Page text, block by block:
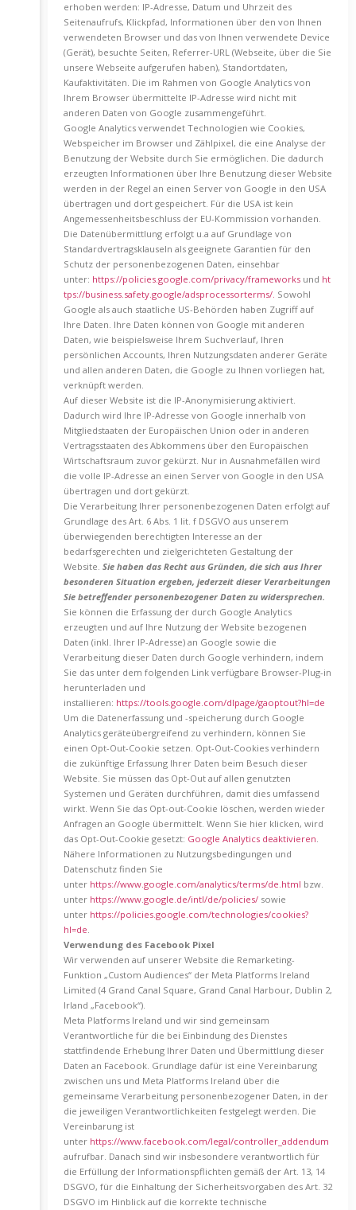
erhoben werden: IP-Adresse, Datum und Uhrzeit des
Seitenaufrufs, Klickpfad, Informationen über den von Ihnen
verwendeten Browser und das von Ihnen verwendete Device
(Gerät), besuchte Seiten, Referrer-URL (Webseite, über die Sie
unsere Webseite aufgerufen haben), Standortdaten,
Kaufaktivitäten. Die im Rahmen von Google Analytics von
Ihrem Browser übermittelte IP-Adresse wird nicht mit
anderen Daten von Google zusammengeführt.
Google Analytics verwendet Technologien wie Cookies,
Webspeicher im Browser und Zählpixel, die eine Analyse der
Benutzung der Website durch Sie ermöglichen. Die dadurch
erzeugten Informationen über Ihre Benutzung dieser Website
werden in der Regel an einen Server von Google in den USA
übertragen und dort gespeichert. Für die USA ist kein
Angemessenheitsbeschluss der EU-Kommission vorhanden.
Die Datenübermittlung erfolgt u.a auf Grundlage von
Standardvertragsklauseln als geeignete Garantien für den
Schutz der personenbezogenen Daten, einsehbar
unter: https://policies.google.com/privacy/frameworks und ht
tps://business.safety.google/adsprocessorterms/. Sowohl
Google als auch staatliche US-Behörden haben Zugriff auf
Ihre Daten. Ihre Daten können von Google mit anderen
Daten, wie beispielsweise Ihrem Suchverlauf, Ihren
persönlichen Accounts, Ihren Nutzungsdaten anderer Geräte
und allen anderen Daten, die Google zu Ihnen vorliegen hat,
verknüpft werden.
Auf dieser Website ist die IP-Anonymisierung aktiviert.
Dadurch wird Ihre IP-Adresse von Google innerhalb von
Mitgliedstaaten der Europäischen Union oder in anderen
Vertragsstaaten des Abkommens über den Europäischen
Wirtschaftsraum zuvor gekürzt. Nur in Ausnahmefällen wird
die volle IP-Adresse an einen Server von Google in den USA
übertragen und dort gekürzt.
Die Verarbeitung Ihrer personenbezogenen Daten erfolgt auf
Grundlage des Art. 6 Abs. 1 lit. f DSGVO aus unserem
überwiegenden berechtigten Interesse an der
bedarfsgerechten und zielgerichteten Gestaltung der
Website. Sie haben das Recht aus Gründen, die sich aus Ihrer
besonderen Situation ergeben, jederzeit dieser Verarbeitungen
Sie betreffender personenbezogener Daten zu widersprechen.
Sie können die Erfassung der durch Google Analytics
erzeugten und auf Ihre Nutzung der Website bezogenen
Daten (inkl. Ihrer IP-Adresse) an Google sowie die
Verarbeitung dieser Daten durch Google verhindern, indem
Sie das unter dem folgenden Link verfügbare Browser-Plug-in
herunterladen und
installieren: https://tools.google.com/dlpage/gaoptout?hl=de
Um die Datenerfassung und -speicherung durch Google
Analytics geräteübergreifend zu verhindern, können Sie
einen Opt-Out-Cookie setzen. Opt-Out-Cookies verhindern
die zukünftige Erfassung Ihrer Daten beim Besuch dieser
Website. Sie müssen das Opt-Out auf allen genutzten
Systemen und Geräten durchführen, damit dies umfassend
wirkt. Wenn Sie das Opt-out-Cookie löschen, werden wieder
Anfragen an Google übermittelt. Wenn Sie hier klicken, wird
das Opt-Out-Cookie gesetzt: Google Analytics deaktivieren.
Nähere Informationen zu Nutzungsbedingungen und
Datenschutz finden Sie
unter https://www.google.com/analytics/terms/de.html bzw.
unter https://www.google.de/intl/de/policies/ sowie
unter https://policies.google.com/technologies/cookies?
hl=de.
Verwendung des Facebook Pixel
Wir verwenden auf unserer Website die Remarketing-
Funktion „Custom Audiences“ der Meta Platforms Ireland
Limited (4 Grand Canal Square, Grand Canal Harbour, Dublin 2,
Irland „Facebook“).
Meta Platforms Ireland und wir sind gemeinsam
Verantwortliche für die bei Einbindung des Dienstes
stattfindende Erhebung Ihrer Daten und Übermittlung dieser
Daten an Facebook. Grundlage dafür ist eine Vereinbarung
zwischen uns und Meta Platforms Ireland über die
gemeinsame Verarbeitung personenbezogener Daten, in der
die jeweiligen Verantwortlichkeiten festgelegt werden. Die
Vereinbarung ist
unter https://www.facebook.com/legal/controller_addendum
aufrufbar. Danach sind wir insbesondere verantwortlich für
die Erfüllung der Informationspflichten gemäß der Art. 13, 14
DSGVO, für die Einhaltung der Sicherheitsvorgaben des Art. 32
DSGVO im Hinblick auf die korrekte technische